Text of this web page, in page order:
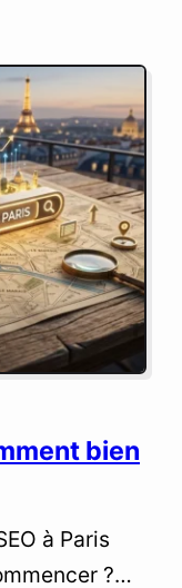
bien
à Paris
?